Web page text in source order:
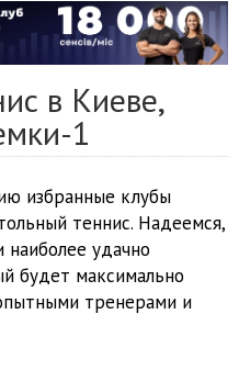
в Киеве,
1
избранные клубы
теннис. Надеемся,
удачно
будет максимально
тренерами и